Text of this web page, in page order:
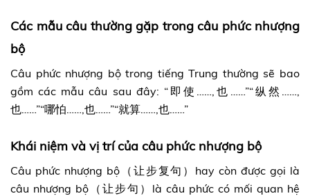
Các mẫu câu thường gặp trong câu phức nhượng
bộ
Câu phức nhượng bộ trong tiếng Trung thường sẽ bao
gồm các mẫu câu sau đây: “即使……,也……”“纵然……,
也……”“哪怕……,也……”“就算……,也……”
Khái niệm và vị trí của câu phức nhượng bộ
Câu phức nhượng bộ（让步复句）hay còn được gọi là
câu nhượng bộ（让步句）là câu phức có mối quan hệ